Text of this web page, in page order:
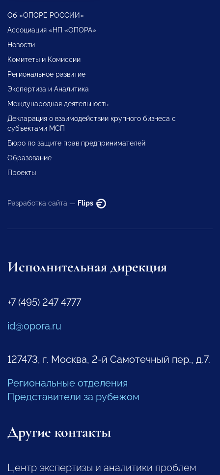
Об «ОПОРЕ РОССИИ»
Ассоциация «НП «ОПОРА»
Новости
Комитеты и Комиссии
Региональное развитие
Экспертиза и Аналитика
Международная деятельность
Декларация о взаимодействии крупного бизнеса с
субъектами МСП
Бюро по защите прав предпринимателей
Образование
Проекты
Разработка сайта — Flips
Исполнительная дирекция
+7 (495) 247 4777
id@opora.ru
127473, г. Москва, 2-й Самотечный пер., д.7.
Региональные отделения
Представители за рубежом
Другие контакты
Центр экспертизы и аналитики проблем